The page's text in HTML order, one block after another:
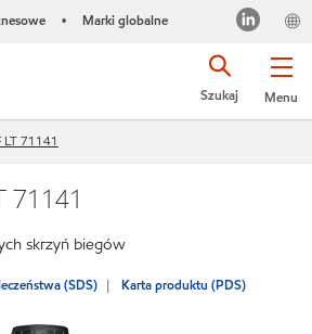
• Marki globalne
Menu
Szukaj
LT 71141
71141
skrzyń biegów
(SDS) Karta produktu (PDS)